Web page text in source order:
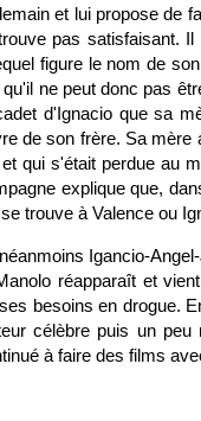
et lui propose de
pas satisfaisant.
figure le nom de
ne peut donc pas
d'Ignacio que sa
de son frère. Sa mère
qui s'était perdue au
explique que,
trouve à Valence ou
Igancio-
réapparaît et
besoins en drogue.
célèbre puis un
à faire des films